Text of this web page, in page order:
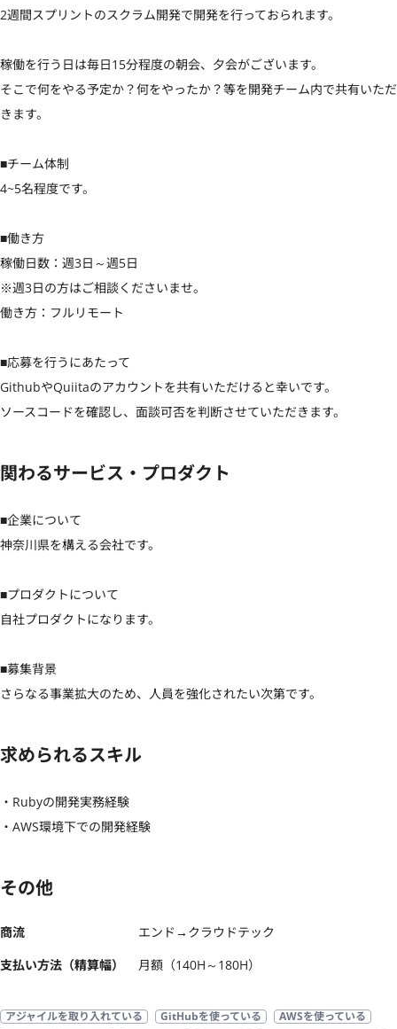
2週間スプリントのスクラム開発で開発を行っておられます。
稼働を行う日は毎日15分程度の朝会、夕会がございます。
そこで何をやる予定か？何をやったか？等を開発チーム内で共有いただ
きます。
■チーム体制
4~5名程度です。
■働き方
稼働日数：週3日～週5日
※週3日の方はご相談くださいませ。
働き方：フルリモート
■応募を行うにあたって
GithubやQuiitaのアカウントを共有いただけると幸いです。
ソースコードを確認し、面談可否を判断させていただきます。
関わるサービス・プロダクト
■企業について
神奈川県を構える会社です。
■プロダクトについて
自社プロダクトになります。
■募集背景
さらなる事業拡大のため、人員を強化されたい次第です。
求められるスキル
・Rubyの開発実務経験
・AWS環境下での開発経験
その他
商流
エンド→クラウドテック
支払い方法（精算幅）
月額（140H～180H）
アジャイルを取り入れている GitHubを使っている
AWSを使っている